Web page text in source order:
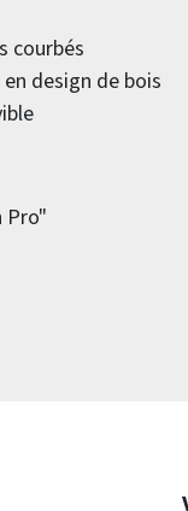
courbés
design de bois
Pro"